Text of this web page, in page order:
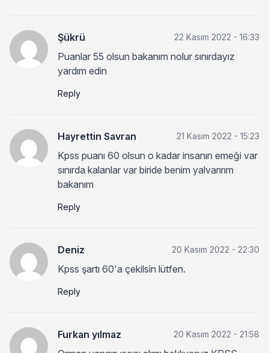
Şükrü 22 Kasım 2022 - 16:33
Puanlar 55 olsun bakanım nolur sınırdayız
yardım edin
Reply
Hayrettin Savran 21 Kasım 2022 - 15:23
Kpss puanı 60 olsun o kadar insanın emeği var
sınırda kalanlar var biride benim yalvarırım
bakanım
Reply
Deniz 20 Kasım 2022 - 22:30
Kpss şartı 60'a çekilsin lütfen.
Reply
Furkan yılmaz 20 Kasım 2022 - 21:58